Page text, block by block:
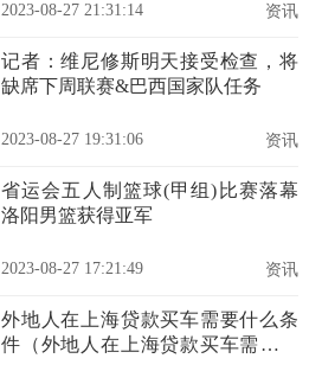
2023-08-27 21:31:14 资讯
记者：维尼修斯明天接受检查，将
缺席下周联赛&巴西国家队任务
2023-08-27 19:31:06 资讯
省运会五人制篮球(甲组)比赛落幕
洛阳男篮获得亚军
2023-08-27 17:21:49 资讯
外地人在上海贷款买车需要什么条
件（外地人在上海贷款买车需要什